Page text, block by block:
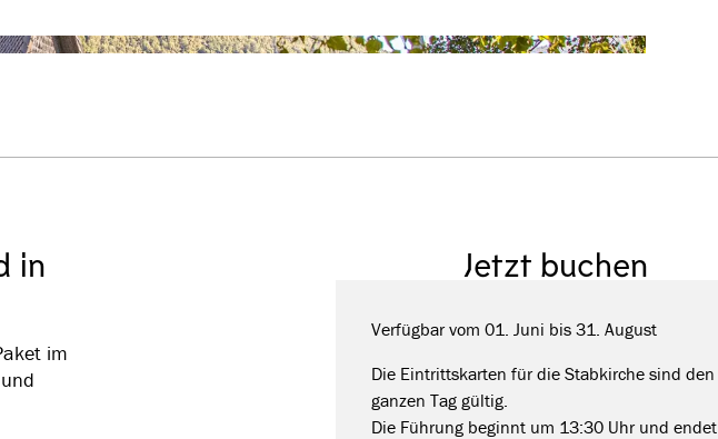
Jetzt buchen
Verfügbar vom 01. Juni bis 31. August
Die Eintrittskarten für die Stabkirche sind den
ganzen Tag gültig.
Die Führung beginnt um 13:30 Uhr und endet
in
im